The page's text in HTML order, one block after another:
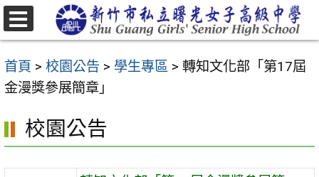
跳
至
要
內
區
首頁 > 校園公告 > 學生專區 > 轉知文化部「第17屆
金漫獎參展簡章」
校園公告
選
單